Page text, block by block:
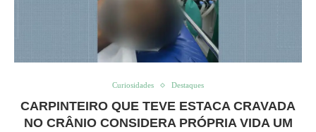
Curiosidades Destaques
CARPINTEIRO QUE TEVE ESTACA CRAVADA
NO CRÂNIO CONSIDERA PRÓPRIA VIDA UM